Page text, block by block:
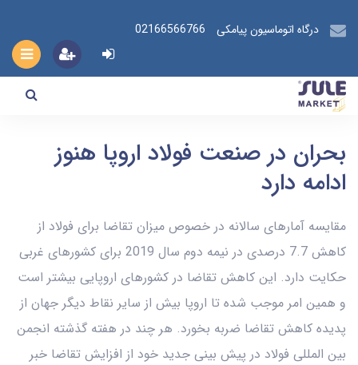
درگاه اتوماسیون پیامکی 02166566766
بحران در صنعت فولاد اروپا هنوز
ادامه دارد
مقایسه آمارهای سالانه در خصوص میزان تقاضا برای فولاد از
کاهش 7.7 درصدی در نیمه دوم سال 2019 برای کشورهای غربی
حکایت دارد. این کاهش تقاضا در کشورهای اروپایی بیشتر است
و همین امر موجب شده تا اروپا بیش از سایر نقاط دیگر جهان از
پدیده کاهش تقاضا ضربه بخورد. هر چند در هفته گذشته انجمن
بین المللی فولاد در پیش بینی جدید خود از افزایش تقاضا خبر